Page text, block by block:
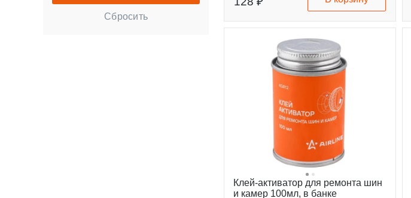
Клей-активатор для ремонта шин
и камер 100мл, в банке